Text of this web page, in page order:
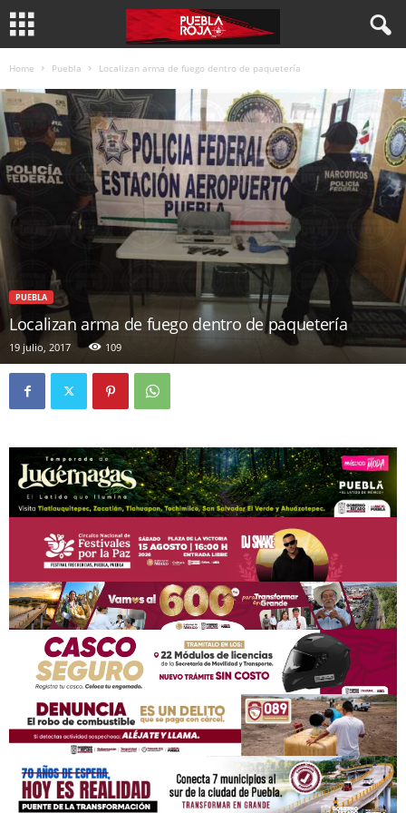
Home Puebla Localizan arma de fuego dentro de paquetería
PUEBLA
Localizan arma de fuego dentro de paquetería
19 julio, 2017 109